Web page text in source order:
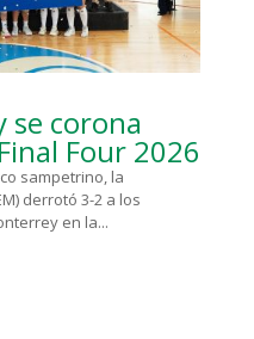
se corona
Four 2026
sampetrino, la
derrotó 3-2 a los
en la...